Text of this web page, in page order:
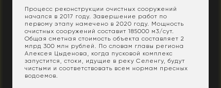
Процесс реконструкции очистных сооружений
начался в 2017 году. Завершение работ по
первому этапу намечено в 2020 году. Мощность
очистных сооружений составит 185000 м3/сут.
Общая сметная стоимость объекта составляет 2
млрд 300 млн рублей. По словам главы региона
Алексея Цыденова, когда пусковой комплекс
запустится, стоки, идущие в реку Селенгу, будут
чистыми и соответствовать всем нормам пресных
водоемов.